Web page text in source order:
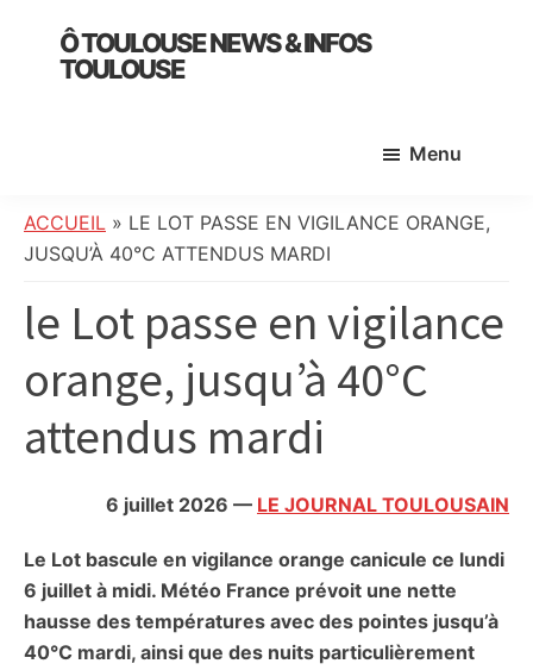
primary
Ô TOULOUSE NEWS & INFOS
TOULOUSE
:
info
société,
culture,
politique,
météo,
faits
citoyennes
Menu
ACCUEIL » LE LOT PASSE EN VIGILANCE ORANGE,
JUSQU’À 40°C ATTENDUS MARDI
le Lot passe en vigilance
orange, jusqu’à 40°C
attendus mardi
6 juillet 2026 — LE JOURNAL TOULOUSAIN
Le Lot bascule en vigilance orange canicule ce lundi
6 juillet à midi. Météo France prévoit une nette
hausse des températures avec des pointes jusqu’à
40°C mardi, ainsi que des nuits particulièrement